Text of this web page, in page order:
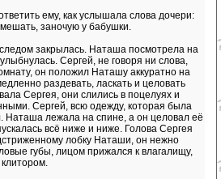
ему, как услышала слова дочери:
заночую у бабушки.
закрылась. Наташа посмотрела на
Сергей, не говоря ни слова,
он положил Наташу аккуратно на
раздевать, ласкать и целовать
Сергея, они слились в поцелуях и
Сергей, всю одежду, которая была
Наташа лежала на спине, а он целовал её
всё ниже и ниже. Голова Сергея
лобку Наташи, он нежно
губы, лицом прижался к влагалищу,